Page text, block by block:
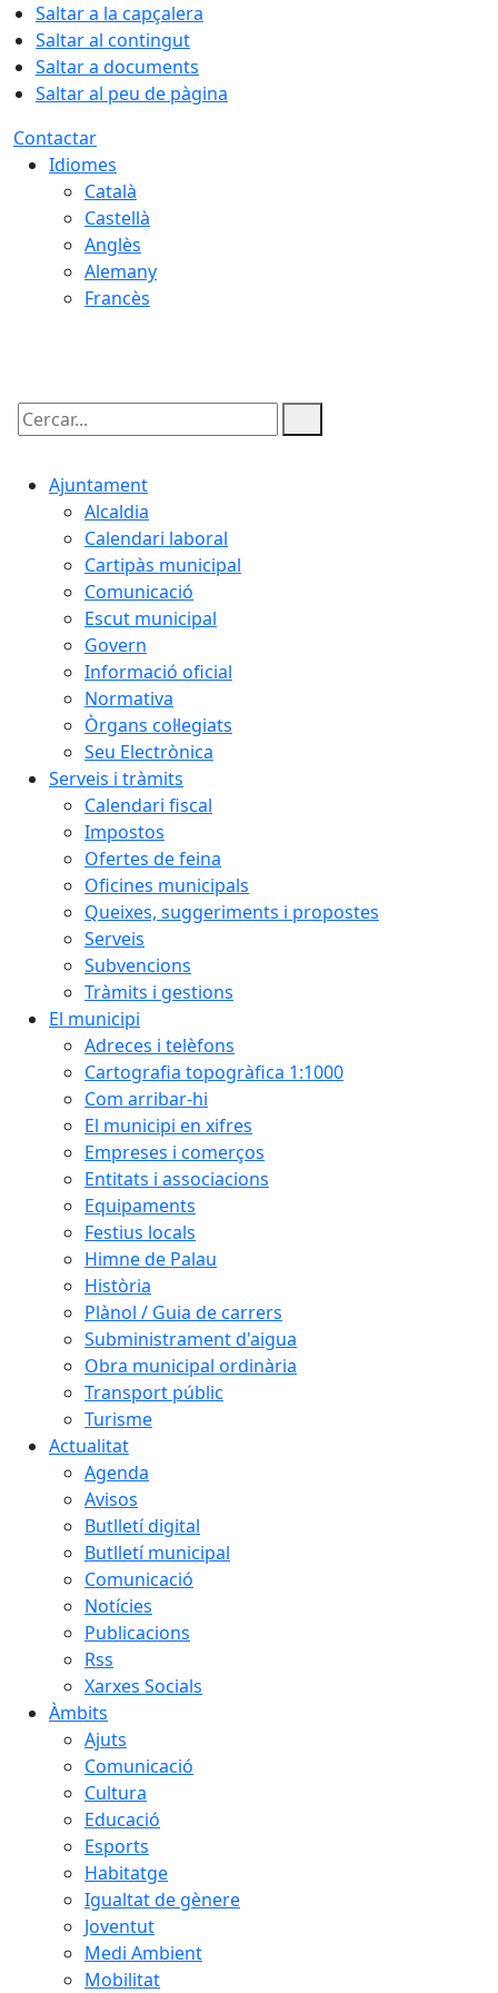
Saltar a la capçalera
Saltar al contingut
Saltar a documents
Saltar al peu de pàgina
Contactar
Idiomes
Català
Castellà
Anglès
Alemany
Francès
Cercar:
Ajuntament
Alcaldia
Calendari laboral
Cartipàs municipal
Comunicació
Escut municipal
Govern
Informació oficial
Normativa
Òrgans col·legiats
Seu Electrònica
Serveis i tràmits
Calendari fiscal
Impostos
Ofertes de feina
Oficines municipals
Queixes, suggeriments i propostes
Serveis
Subvencions
Tràmits i gestions
El municipi
Adreces i telèfons
Cartografia topogràfica 1:1000
Com arribar-hi
El municipi en xifres
Empreses i comerços
Entitats i associacions
Equipaments
Festius locals
Himne de Palau
Història
Plànol / Guia de carrers
Subministrament d'aigua
Obra municipal ordinària
Transport públic
Turisme
Actualitat
Agenda
Avisos
Butlletí digital
Butlletí municipal
Comunicació
Notícies
Publicacions
Rss
Xarxes Socials
Àmbits
Ajuts
Comunicació
Cultura
Educació
Esports
Habitatge
Igualtat de gènere
Joventut
Medi Ambient
Mobilitat